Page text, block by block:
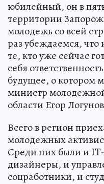
юбилейный, он в
территории
молодежь со всей
раз убеждаемся, что
те, кто уже сейчас
себя
будущее, о котором
министр
области Егор
Всего в регион
молодежных
Среди них были и
дизайнеры, и
соцработники, и